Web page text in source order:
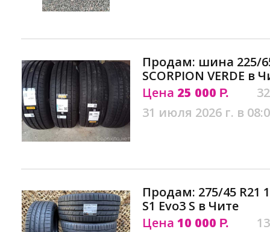
Продам: шина 225/65
SCORPION VERDE в
Цена 25 000 Р.
31 июля 2026 г. в
Продам: 275/45 R21
S1 Evo3 S в Чите
Цена 10 000 Р.